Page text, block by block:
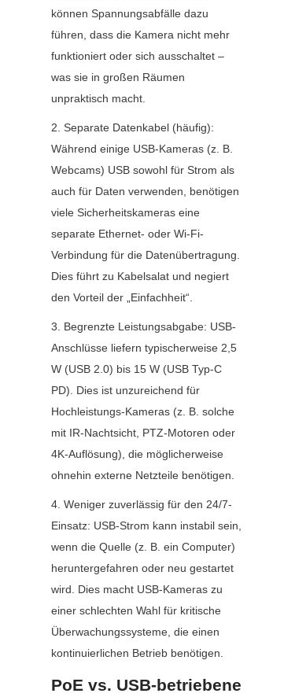
können Spannungsabfälle dazu
führen, dass die Kamera nicht mehr
funktioniert oder sich ausschaltet –
was sie in großen Räumen
unpraktisch macht.
2. Separate Datenkabel (häufig):
Während einige USB-Kameras (z. B.
Webcams) USB sowohl für Strom als
auch für Daten verwenden, benötigen
viele Sicherheitskameras eine
separate Ethernet- oder Wi-Fi-
Verbindung für die Datenübertragung.
Dies führt zu Kabelsalat und negiert
den Vorteil der „Einfachheit“.
3. Begrenzte Leistungsabgabe: USB-
Anschlüsse liefern typischerweise 2,5
W (USB 2.0) bis 15 W (USB Typ-C
PD). Dies ist unzureichend für
Hochleistungs-Kameras (z. B. solche
mit IR-Nachtsicht, PTZ-Motoren oder
4K-Auflösung), die möglicherweise
ohnehin externe Netzteile benötigen.
4. Weniger zuverlässig für den 24/7-
Einsatz: USB-Strom kann instabil sein,
wenn die Quelle (z. B. ein Computer)
heruntergefahren oder neu gestartet
wird. Dies macht USB-Kameras zu
einer schlechten Wahl für kritische
Überwachungssysteme, die einen
kontinuierlichen Betrieb benötigen.
PoE vs. USB-betriebene